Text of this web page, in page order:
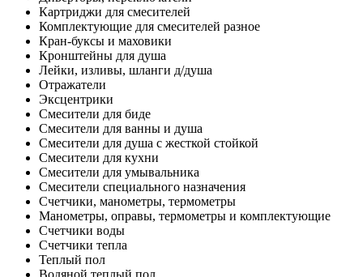
Картриджи для смесителей
Комплектующие для смесителей разное
Кран-буксы и маховики
Кронштейны для душа
Лейки, изливы, шланги д/душа
Отражатели
Эксцентрики
Смесители для биде
Смесители для ванны и душа
Смесители для душа с жесткой стойкой
Смесители для кухни
Смесители для умывальника
Смесители специального назначения
Счетчики, манометры, термометры
Манометры, оправы, термометры и комплектующие
Счетчики воды
Счетчики тепла
Теплый пол
Водяной теплый пол